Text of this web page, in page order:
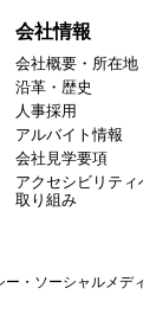
会社情報
会社概要・所在地
沿革・歴史
人事採用
アルバイト情報
会社見学要項
アクセシビリティ
取り組み
ー・ソーシャルメデ